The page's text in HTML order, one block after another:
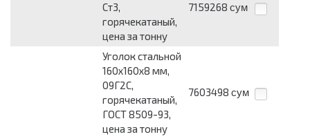
Ст3,
горячекатаный,
цена за тонну
7159268 сум
Уголок стальной
160х160х8 мм,
09Г2С,
горячекатаный,
ГОСТ 8509-93,
цена за тонну
7603498 сум